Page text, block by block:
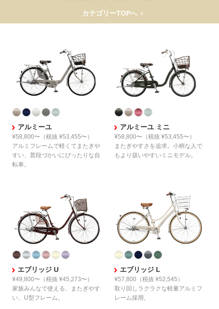
カテゴリーTOPへ
アルミーユ
¥58,800〜 （税抜 ¥53,455〜）
アルミフレームで軽くてまたぎや
すい、 普段づかいにぴったりな自
転車。
アルミーユ ミニ
¥58,800〜 （税抜 ¥53,455〜）
またぎやすさを追求。 小柄な人で
もより扱いやすい ミニモデル。
エブリッジ U
¥49,800〜 （税抜 ¥45,273〜）
家族みんなで使える、
またぎやす
い、U型フレーム。
エブリッジ L
¥57,800 （税抜 ¥52,545）
取り回しラクラクな軽量アルミフ
レーム採用。